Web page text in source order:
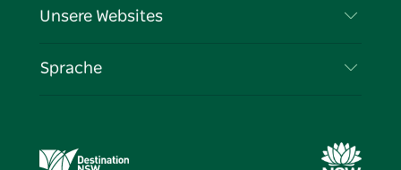
Cookie-Hinweis
Veranstaltungen
Reiseinformationen
Unternehmen in NSW
Unsere Websites
Destination NSW Medienzentrum
Sprache